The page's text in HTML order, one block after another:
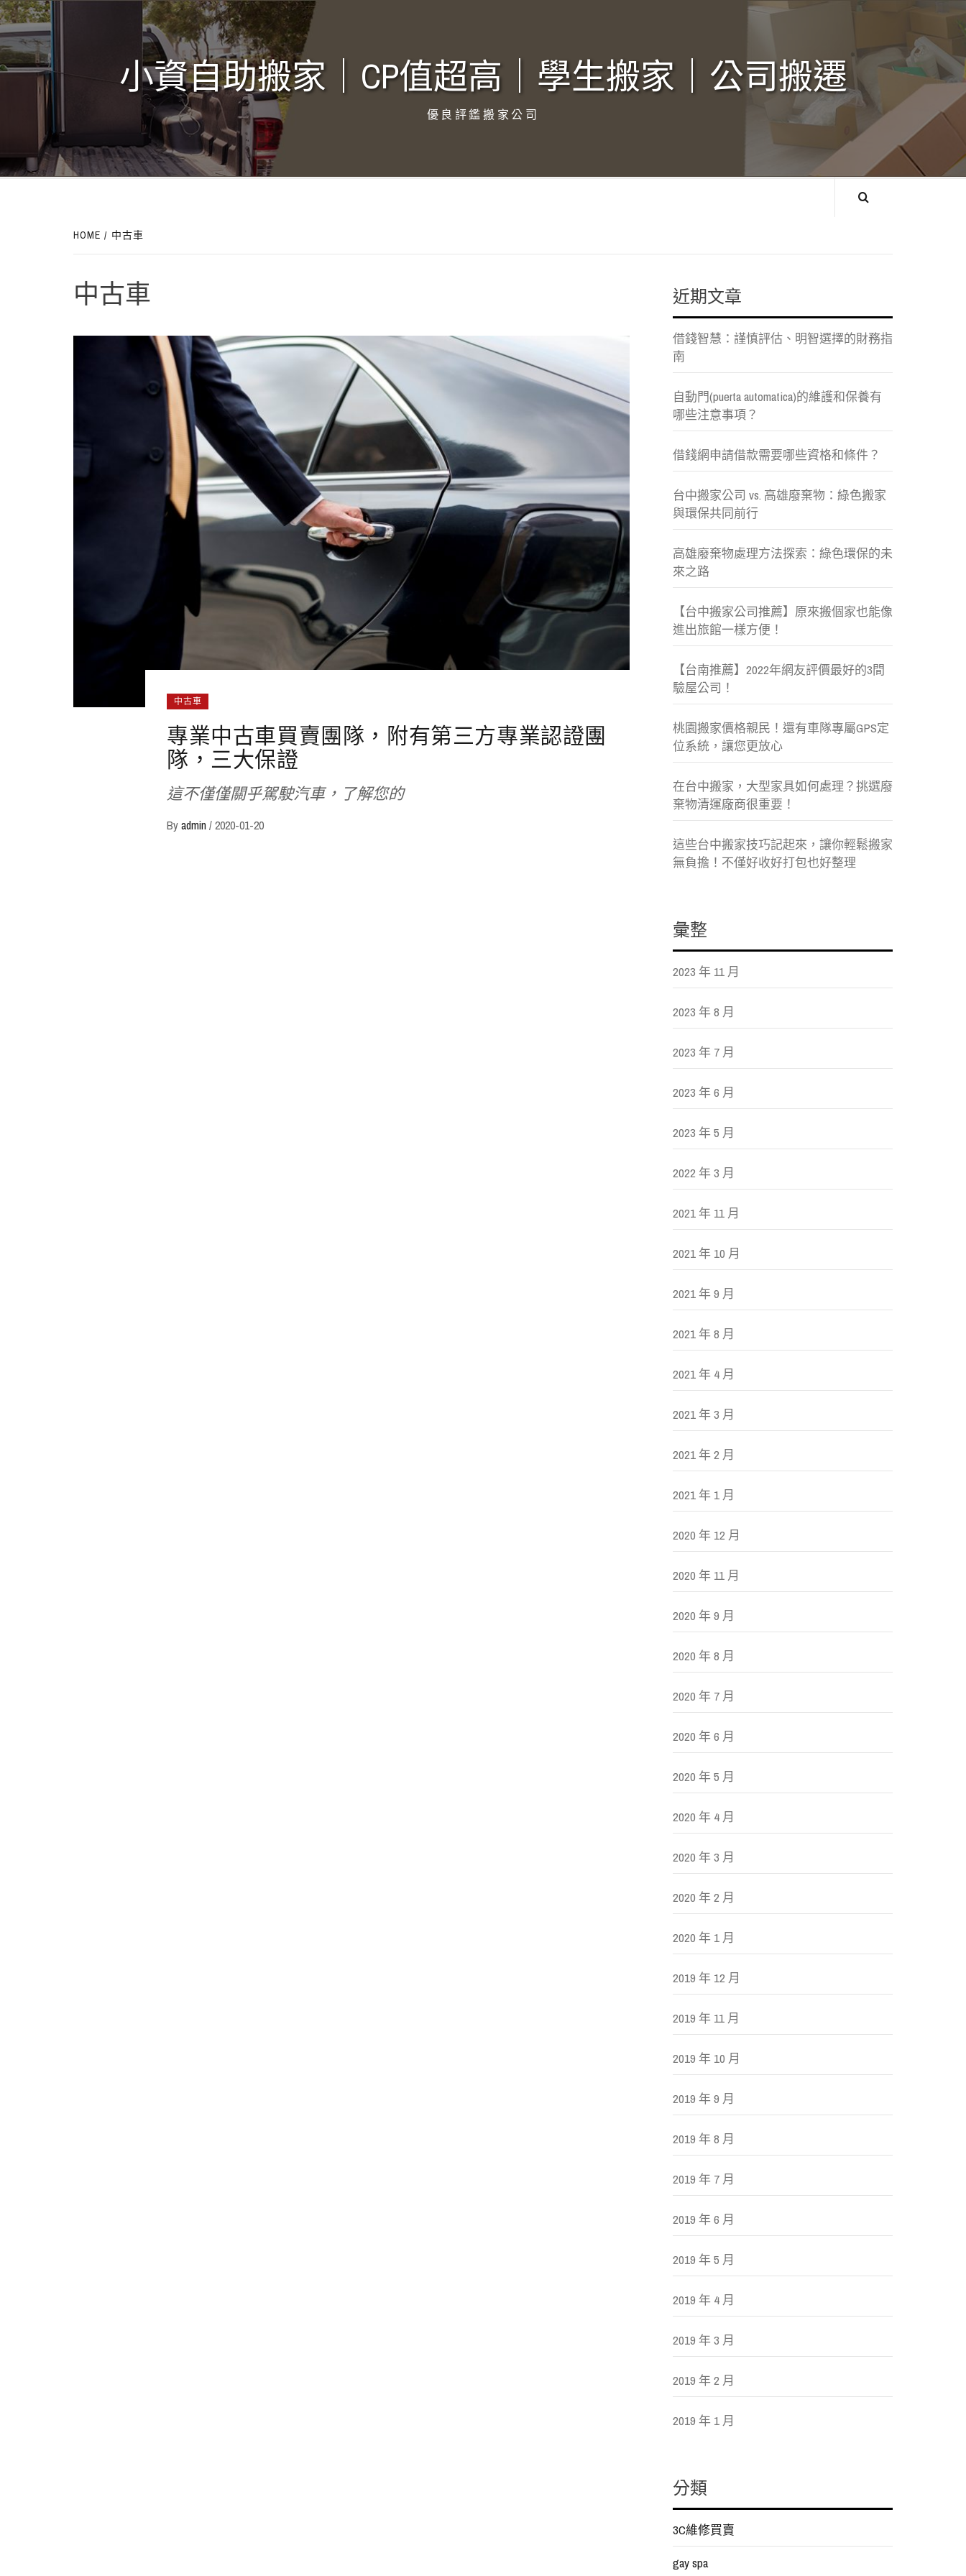
Skip
to
content
小資自助搬家｜CP值超高｜學生搬家｜公司搬遷‎
優良評鑑搬家公司
HOME 中古車
中古車
中古車
專業中古車買賣團隊，附有第三方專業認證團
隊，三大保證
這不僅僅關乎駕駛汽車，了解您的
Byadmin /2020-01-20
近期文章
借錢智慧：謹慎評估、明智選擇的財務指
南
自動門(puerta automatica)的維護和保養有
哪些注意事項？
借錢網申請借款需要哪些資格和條件？
台中搬家公司 vs. 高雄廢棄物：綠色搬家
與環保共同前行
高雄廢棄物處理方法探索：綠色環保的未
來之路
【台中搬家公司推薦】原來搬個家也能像
進出旅館一樣方便！
【台南推薦】2022年網友評價最好的3間
驗屋公司！
桃園搬家價格親民！還有車隊專屬GPS定
位系統，讓您更放心
在台中搬家，大型家具如何處理？挑選廢
棄物清運廠商很重要！
這些台中搬家技巧記起來，讓你輕鬆搬家
無負擔！不僅好收好打包也好整理
彙整
2023 年 11 月
2023 年 8 月
2023 年 7 月
2023 年 6 月
2023 年 5 月
2022 年 3 月
2021 年 11 月
2021 年 10 月
2021 年 9 月
2021 年 8 月
2021 年 4 月
2021 年 3 月
2021 年 2 月
2021 年 1 月
2020 年 12 月
2020 年 11 月
2020 年 9 月
2020 年 8 月
2020 年 7 月
2020 年 6 月
2020 年 5 月
2020 年 4 月
2020 年 3 月
2020 年 2 月
2020 年 1 月
2019 年 12 月
2019 年 11 月
2019 年 10 月
2019 年 9 月
2019 年 8 月
2019 年 7 月
2019 年 6 月
2019 年 5 月
2019 年 4 月
2019 年 3 月
2019 年 2 月
2019 年 1 月
分類
3C維修買賣
gay spa